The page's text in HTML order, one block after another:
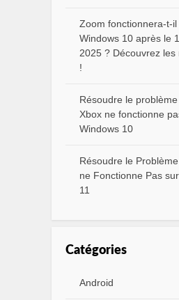
Zoom fonctionnera-t-il
Windows 10 après le
2025 ? Découvrez les
!
Résoudre le
Xbox ne fonctionne
Windows 10
Résoudre le
ne Fonctionne Pas
11
Catégories
Android